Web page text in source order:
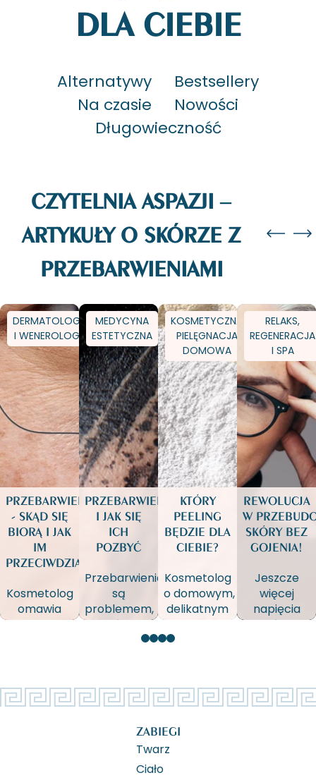
DLA CIEBIE
Alternatywy
Bestsellery
Na czasie
Nowości
Długowieczność
CZYTELNIA ASPAZJI –
ARTYKUŁY O SKÓRZE Z
PRZEBARWIENIAMI
PRZEBARWIENIA
- SKĄD SIĘ
BIORĄ I JAK
IM
PRZECIWDZIAŁAĆ
Kosmetolog
omawia
typy
Wskazuje
także
DERMATOLOGIA
I WENEROLOGIA
PRZEBARWIENIA
I JAK SIĘ
ICH
POZBYĆ
Przebarwienia
są
problemem,
z którym
boryka się
i który ma
znaczący
samoocenę.
Im więcej
MEDYCYNA
ESTETYCZNA
KTÓRY
PEELING
BĘDZIE DLA
CIEBIE?
Kosmetolog
o domowym,
delikatnym
zwiększającym
zabiegowe.
Ciesz się
skórą dzięki
codziennej,
KOSMETYCZNA
PIELĘGNACJA
DOMOWA
REWOLUCJA
W
SKÓRY BEZ
GOJENIA!
Jeszcze
więcej
napięcia
skóry!
zmarszczek!
Jeszcze
RELAKS,
REGENERACJA
I SPA
ZABIEGI
Twarz
Ciało